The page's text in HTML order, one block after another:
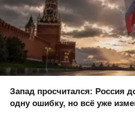
Запад просчитался: Россия
одну ошибку, но всё уже